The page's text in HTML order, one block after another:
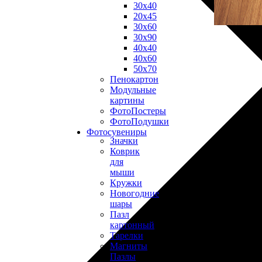
30х40
20х45
30х60
30х90
40х40
40х60
50х70
Пенокартон
Модульные
картины
ФотоПостеры
ФотоПодушки
Фотоcувениры
Значки
Коврик
для
мыши
Кружки
Новогодние
шары
Пазл
картонный
Тарелки
Магниты
Пазлы